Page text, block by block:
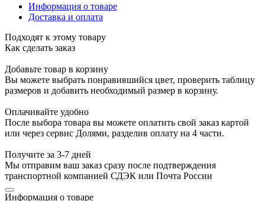
Информация о товаре
Доставка и оплата
Подходят к этому товару
Как сделать заказ
Добавьте товар в корзину
Вы можете выбрать понравившийся цвет, проверить таблицу
размеров и добавить необходимый размер в корзину.
Оплачивайте удобно
После выбора товара вы можете оплатить свой заказ картой
или через сервис Долями, разделив оплату на 4 части.
Получите за 3-7 дней
Мы отправим ваш заказ сразу после подтверждения
транспортной компанией СДЭК или Почта России
Информация о товаре